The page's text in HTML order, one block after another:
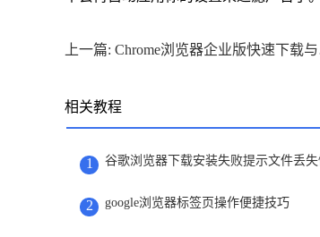
上
相关教程
1 谷歌浏览器下载安装失败提示文件丢失
2 google浏览器标签页操作便捷技巧